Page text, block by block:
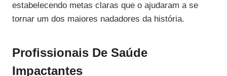
estabelecendo metas claras que o ajudaram a se
tornar um dos maiores nadadores da história.
Profissionais De Saúde
Impactantes